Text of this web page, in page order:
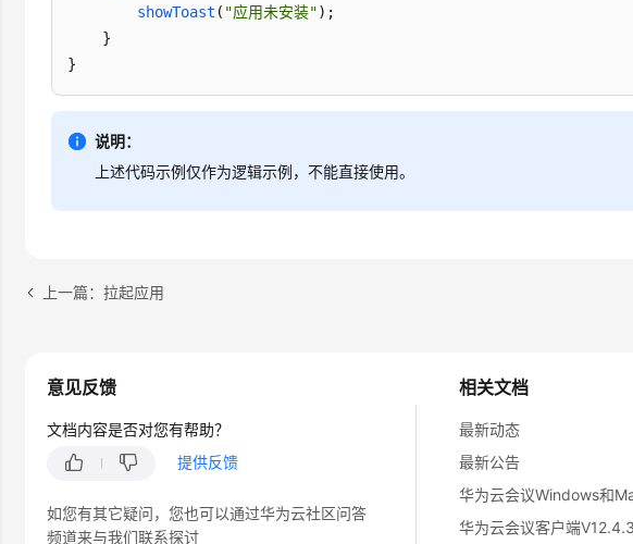
showToast ( "应用未安装");
    }
}
说明：
上述代码示例仅作为逻辑示例，不能直接使用。
上一篇：拉起应用
相关文档
最新动态
最新公告
意见反馈
文档内容是否对您有帮助？
提供反馈
如您有其它疑问，您也可以通过华为云社区问答
频道来与我们联系探讨